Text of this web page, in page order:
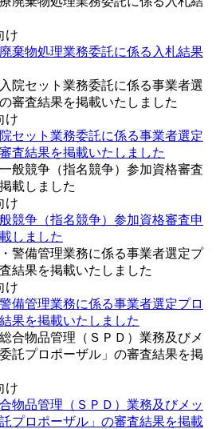
け
棄物処理業務委託に係る入札結果
け
セット業務委託に係る事業者選定
査結果を掲載いたしました
け
競争（指名競争）参加資格審査申
しました
け
備管理業務に係る事業者選定プロ
果を掲載いたしました
け
物品管理（ＳＰＤ）業務及びメッ
プロポーザル」の審査結果を掲載